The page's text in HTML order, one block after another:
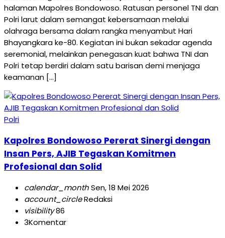
halaman Mapolres Bondowoso. Ratusan personel TNI dan
Polri larut dalam semangat kebersamaan melalui
olahraga bersama dalam rangka menyambut Hari
Bhayangkara ke-80. Kegiatan ini bukan sekadar agenda
seremonial, melainkan penegasan kuat bahwa TNI dan
Polri tetap berdiri dalam satu barisan demi menjaga
keamanan […]
Polri
Kapolres Bondowoso Pererat Sinergi dengan
Insan Pers, AJIB Tegaskan Komitmen
Profesional dan Solid
calendar_monthSen, 18 Mei 2026
account_circleRedaksi
visibility86
3Komentar